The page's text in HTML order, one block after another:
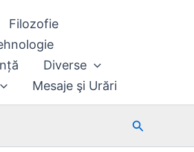
Filozofie
Diverse
Mesaje şi Urări
Search